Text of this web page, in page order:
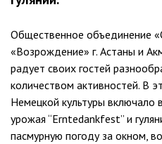
Общественное объединение
«Возрождение» г. Астаны и
радует своих гостей
количеством активностей. В
Немецкой культуры включало
урожая “Erntedankfest” и
пасмурную погоду за окном,